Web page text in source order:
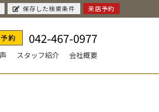
042-467-0977
スタッフ紹介 会社概要
保存した検索条件 来店予約